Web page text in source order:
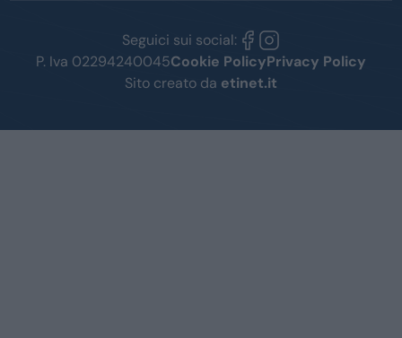
Seguici sui social:
P. Iva 02294240045Cookie PolicyPrivacy Policy
Sito creato da etinet.it